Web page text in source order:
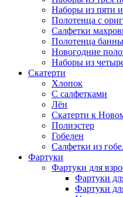
Наборы из пяти
Полотенца с
Салфетки
Полотенца
Новогодние
Наборы из
Скатерти
Хлопок
С салфетками
Лён
Скатерти к
Полиэстер
Гобелен
Салфетки из
Фартуки
Фартуки для
Фартуки
Фартуки